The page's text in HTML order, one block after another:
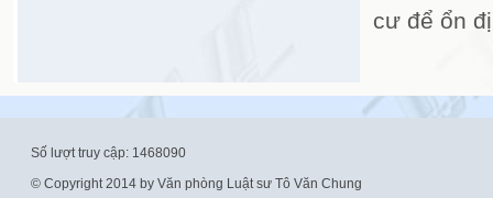
cư để ổn
Số lượt truy cập: 1468090
© Copyright 2014 by Văn phòng Luật sư Tô Văn Chung